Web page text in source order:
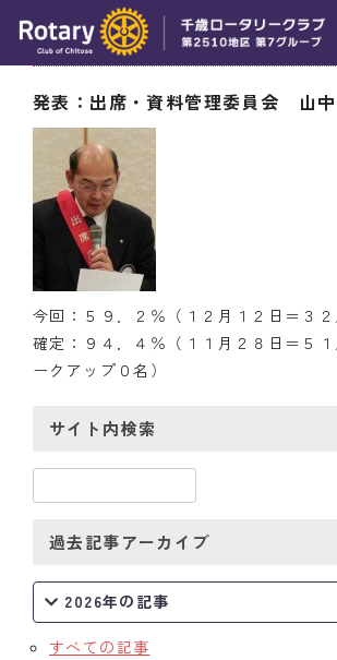
トピックス
例会報告
活動報告
理事会報告
スケジュール
年間プログラム
木曜会
組織図
クラブの歴史
歴代会長・幹事
記念誌
12月12日（木） 出席率
発表：出席・資料管理委員会
今回：５９．２％（１２月１２日＝３
確定：９４．４％（１１月２８日＝５
ークアップ０名）
サイト内検索
過去記事アーカイブ
2026年の記事
すべての記事